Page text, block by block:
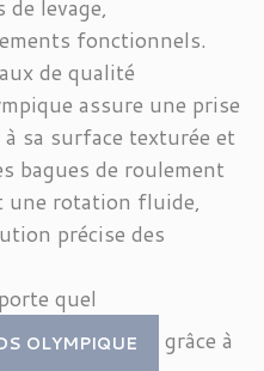
de levage,
fonctionnels.
de qualité
assure une prise
sa surface texturée et
bagues de roulement
une rotation fluide,
précise des
quel
OLYMPIQUE
grâce à